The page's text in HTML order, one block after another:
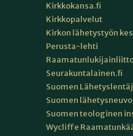
Kirkkokansa.fi
Kirkkopalvelut
Kirkon lähetystyön
Perusta-lehti
Raamatunlukijainliitto
Seurakuntalainen.fi
Suomen
Suomen
Suomen teologinen
Wycliffe